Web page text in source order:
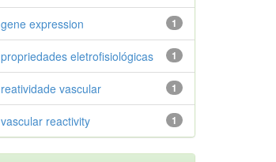
1
gene expression
1
propriedades eletrofisiológicas
1
reatividade vascular
1
vascular reactivity